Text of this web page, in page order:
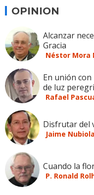
OPINION
Alcanzar
Gracia
Néstor Mora
En unión
de luz
Rafael
Disfrutar del
Jaime Nubiola
Cuando la
P. Ronald